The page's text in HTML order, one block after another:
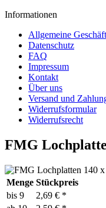
Informationen
Allgemeine
Datenschutz
FAQ
Impressum
Kontakt
Über uns
Versand und
Widerrufsformular
Widerrufsrecht
FMG
Menge Stückpreis
bis 9
2,69 € *